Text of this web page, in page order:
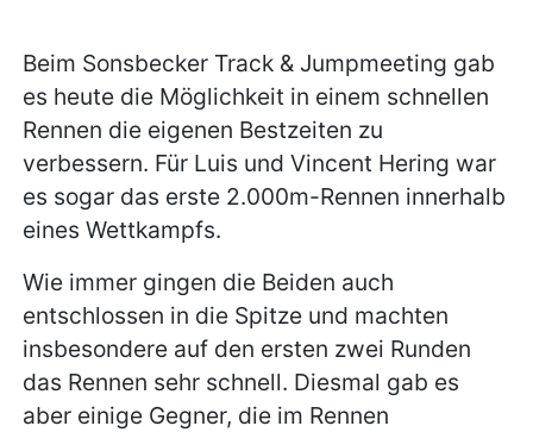
Beim Sonsbecker Track & Jumpmeeting gab
es heute die Möglichkeit in einem schnellen
Rennen die eigenen Bestzeiten zu
verbessern. Für Luis und Vincent Hering war
es sogar das erste 2.000m-Rennen innerhalb
eines Wettkampfs.
Wie immer gingen die Beiden auch
entschlossen in die Spitze und machten
insbesondere auf den ersten zwei Runden
das Rennen sehr schnell. Diesmal gab es
aber einige Gegner, die im Rennen